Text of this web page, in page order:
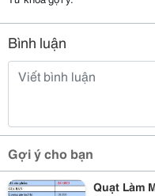
Bình luận
Gợi ý cho bạn
Quạt Làm